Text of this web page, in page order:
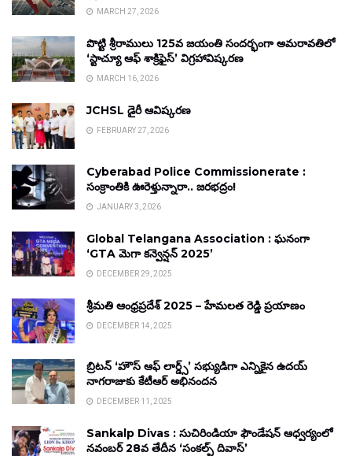
MARCH 27, 2026
పొట్టి శ్రీరాములు 125వ జయంతి సందర్భంగా అమరావతిలో
‘స్టాచ్యూ ఆఫ్ శాక్రిఫైస్’ విగ్రహావిష్కరణ
MARCH 16, 2026
JCHSL డైరీ ఆవిష్కరణ
FEBRUARY 27, 2026
Cyberabad Police Commissionerate :
సంక్రాంతికి ఊరెళ్తున్నారా.. జరభద్రం!
JANUARY 3, 2026
Global Telangana Association : ఘనంగా
‘GTA మెగా కన్వెన్షన్ 2025’
DECEMBER 29, 2025
శ్రీమతి ఆంధ్రప్రదేశ్ 2025 – హేమలత రెడ్డి ప్రయాణం
DECEMBER 14, 2025
బ్రిటన్ ‘హౌస్ ఆఫ్ లార్డ్స్’ సభ్యుడిగా ఎన్నికైన ఉదయ్
నాగరాజుకు కేటీఆర్ అభినందన
DECEMBER 11, 2025
Sankalp Divas : సుచిరిండియా ఫౌండేషన్ ఆధ్వర్యంలో
నవంబర్ 28వ తేదీన ‘సంకల్ప్ దివాస్’